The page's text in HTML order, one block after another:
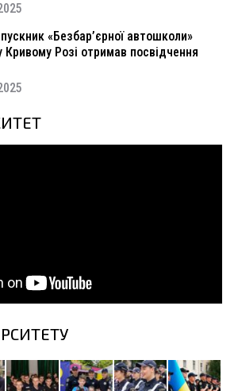
«Безбар’єрної автошколи»
Розі отримав посвідчення